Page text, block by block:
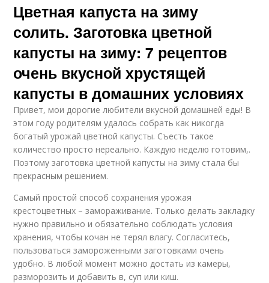
Цветная капуста на зиму
солить. Заготовка цветной
капусты на зиму: 7 рецептов
очень вкусной хрустящей
капусты в домашних условиях
Привет, мои дорогие любители вкусной домашней еды! В
этом году родителям удалось собрать как никогда
богатый урожай цветной капусты. Съесть такое
количество просто нереально. Каждую неделю готовим,.
Поэтому заготовка цветной капусты на зиму стала бы
прекрасным решением.
Самый простой способ сохранения урожая
крестоцветных – замораживание. Только делать закладку
нужно правильно и обязательно соблюдать условия
хранения, чтобы кочан не терял влагу. Согласитесь,
пользоваться замороженными заготовками очень
удобно. В любой момент можно достать из камеры,
разморозить и добавить в, суп или киш.